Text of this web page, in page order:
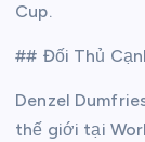
Cup.
## Đối Thủ
Denzel
thế giới tại